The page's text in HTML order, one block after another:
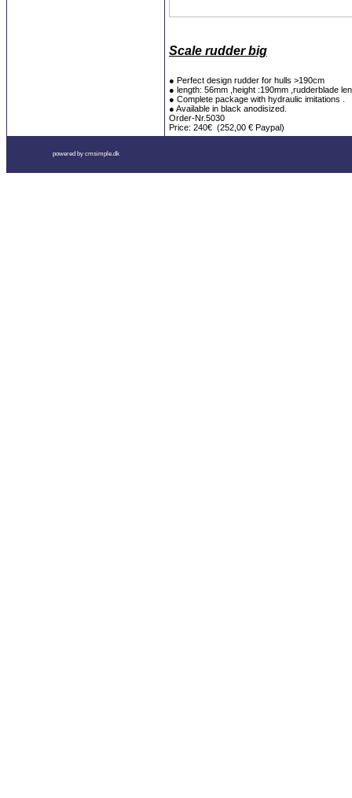
Scale rudder big
● Perfect design rudder for hulls >190cm
● length: 56mm ,height :190mm ,rudderblade
● Complete package with hydraulic imitations .
● Available in black anodisized.
Order-Nr.5030
Price: 240€ (252,00 € Paypal)
powered by cmsimple.dk